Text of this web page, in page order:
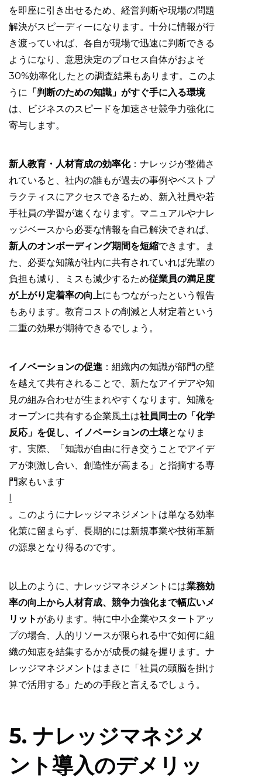
を即座に引き出せるため、経営判断や現場の問題
解決がスピーディーになります。十分に情報が行
き渡っていれば、各自が現場で迅速に判断できる
ようになり、意思決定のプロセス自体がおよそ
30%効率化したとの調査結果もあります。このよ
うに 「判断のための知識」がすぐ手に入る環境
は、ビジネスのスピードを加速させ競争力強化に
寄与します。
新人教育・人材育成の効率化：ナレッジが整備さ
れていると、社内の誰もが過去の事例やベストプ
ラクティスにアクセスできるため、新入社員や若
手社員の学習が速くなります。マニュアルやナレ
ッジベースから必要な情報を自己解決できれば、
新人のオンボーディング期間を短縮できます。ま
た、必要な知識が社内に共有されていれば先輩の
負担も減り、ミスも減少するため従業員の満足度
が上がり定着率の向上にもつながったという報告
もあります。教育コストの削減と人材定着という
二重の効果が期待できるでしょう。
イノベーションの促進 ：組織内の知識が部門の壁
を越えて共有されることで、新たなアイデアや知
見の組み合わせが生まれやすくなります。知識を
オープンに共有する企業風土は社員同士の「化学
反応」を促し、イノベーションの土壌となりま
す。実際、「知識が自由に行き交うことでアイデ
アが刺激し合い、創造性が高まる」と指摘する専
門家もいます
。このようにナレッジマネジメントは単なる効率
化策に留まらず、長期的には新規事業や技術革新
の源泉となり得るのです。
以上のように、ナレッジマネジメントには業務効
率の向上から人材育成、競争力強化まで幅広いメ
リット があります。特に中小企業やスタートアッ
プの場合、人的リソースが限られる中で如何に組
織の知恵を結集するかが成長の鍵を握ります。ナ
レッジマネジメントはまさに「社員の頭脳を掛け
算で活用する」ための手段と言えるでしょう。
5. ナレッジマネジメ
ント導入のデメリッ